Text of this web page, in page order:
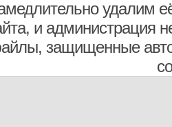
удалим
и администрация
защищенные